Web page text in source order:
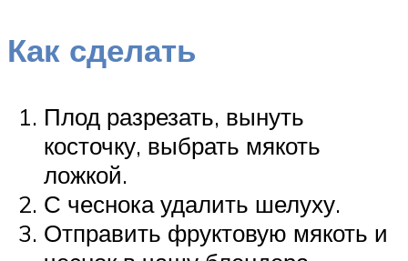
Как сделать
Плод разрезать, вынуть
косточку, выбрать мякоть
ложкой.
С чеснока удалить шелуху.
Отправить фруктовую мякоть и